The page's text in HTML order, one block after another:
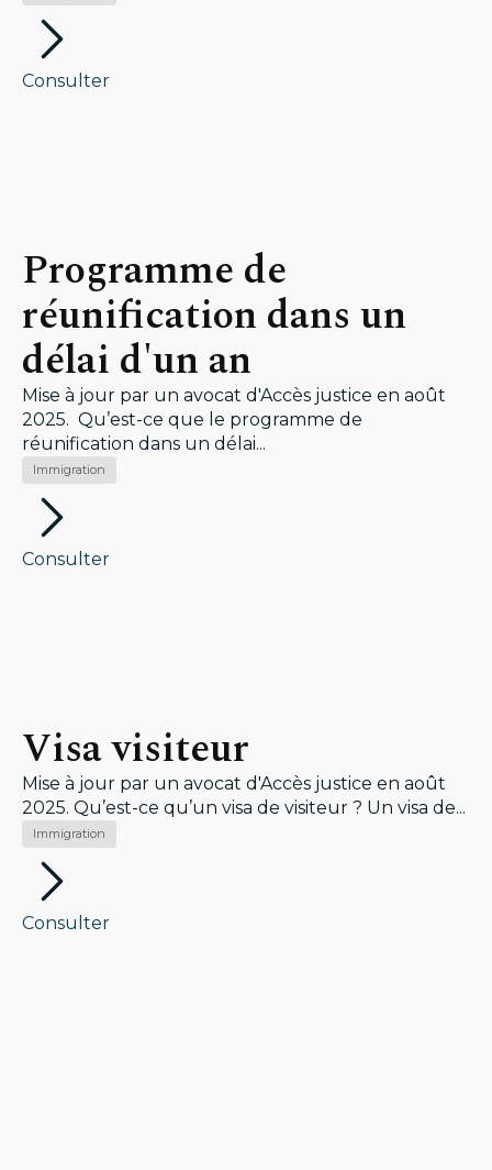
Consulter
Programme de
réunification dans un
délai d'un an
Mise à jour par un avocat d'Accès justice en août
2025. Qu’est-ce que le programme de
réunification dans un délai...
Immigration
Consulter
Visa visiteur
Mise à jour par un avocat d'Accès justice en août
2025. Qu’est-ce qu’un visa de visiteur ? Un visa de...
Immigration
Consulter